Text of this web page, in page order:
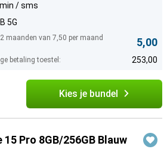
/ sms
5G
maanden van 7,50 per maand
5,00
betaling toestel: 253,00
Kies je bundel
Pro 8GB/256GB Blauw